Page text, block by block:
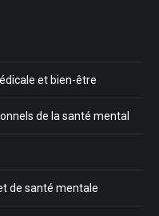
et bien-être
de la santé mental
de santé mentale